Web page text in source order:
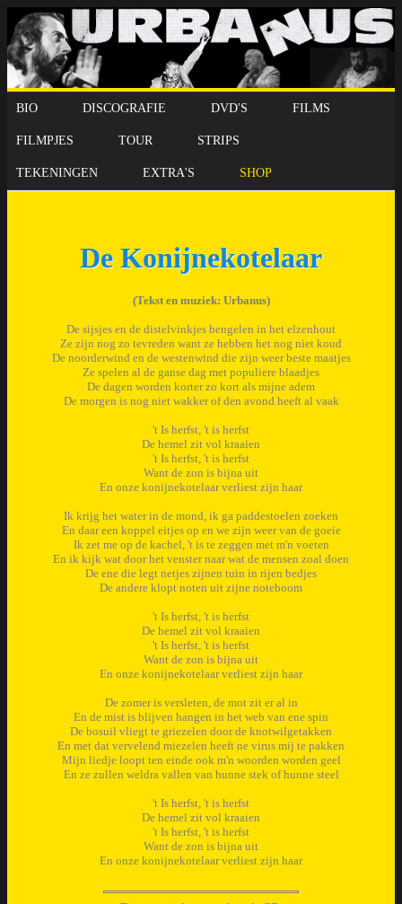
BIO DISCOGRAFIE DVD'S FILMS
FILMPJES TOUR STRIPS
TEKENINGEN EXTRA'S SHOP
De Konijnekotelaar
(Tekst en muziek: Urbanus)
De sijsjes en de distelvinkjes bengelen in het elzenhout
Ze zijn nog zo tevreden want ze hebben het nog niet koud
De noorderwind en de westenwind die zijn weer beste maatjes
Ze spelen al de ganse dag met populiere blaadjes
De dagen worden korter zo kort als mijne adem
De morgen is nog niet wakker of den avond heeft al vaak
't Is herfst, 't is herfst
De hemel zit vol kraaien
't Is herfst, 't is herfst
Want de zon is bijna uit
En onze konijnekotelaar verliest zijn haar
Ik krijg het water in de mond, ik ga paddestoelen zoeken
En daar een koppel eitjes op en we zijn weer van de goeie
Ik zet me op de kachel, 't is te zeggen met m'n voeten
En ik kijk wat door het venster naar wat de mensen zoal doen
De ene die legt netjes zijnen tuin in rijen bedjes
De andere klopt noten uit zijne noteboom
't Is herfst, 't is herfst
De hemel zit vol kraaien
't Is herfst, 't is herfst
Want de zon is bijna uit
En onze konijnekotelaar verliest zijn haar
De zomer is versleten, de mot zit er al in
En de mist is blijven hangen in het web van ene spin
De bosuil vliegt te griezelen door de knotwilgetakken
En met dat vervelend miezelen heeft ne virus mij te pakken
Mijn liedje loopt ten einde ook m'n woorden worden geel
En ze zullen weldra vallen van hunne stek of hunne steel
't Is herfst, 't is herfst
De hemel zit vol kraaien
't Is herfst, 't is herfst
Want de zon is bijna uit
En onze konijnekotelaar verliest zijn haar